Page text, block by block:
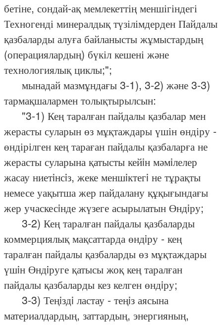
бетіне, сондай-ақ мемлекеттің меншігіндегі
Техногенді минералдық түзілімдерден Пайдалы
қазбаларды алуға байланысты жұмыстардың
(операциялардың) бүкіл кешені және
технологиялық циклы;";
мынадай мазмұндағы 3-1), 3-2) және 3-3)
тармақшалармен толықтырылсын:
"3-1) Кең таралған пайдалы қазбалар мен
жерасты суларын өз мұқтаждары үшін өндіру -
өндірілген кең тараған пайдалы қазбаларға не
жерасты суларына қатысты кейiн мәмiлелер
жасау ниетiнсiз, жеке меншiктегi не тұрақты
немесе уақытша жер пайдалану құқығындағы
жер учаскесiнде жүзеге асырылатын Өндiру;
3-2) Кең таралған пайдалы қазбаларды
коммерциялық мақсаттарда өндiру - кең
таралған пайдалы қазбаларды өз мұқтаждары
үшiн Өндiруге қатысы жоқ кең таралған
пайдалы қазбаларды кез келген өндiру;
3-3) Теңiздi ластау - теңiз аясына
материалдардың, заттардың, энергияның,